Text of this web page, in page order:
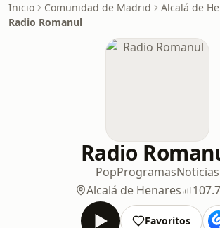
Inicio Comunidad de Madrid
Alcalá de
Radio Romanul
Radio
PopProgramasNoticias
Alcalá de Henares
Favoritos